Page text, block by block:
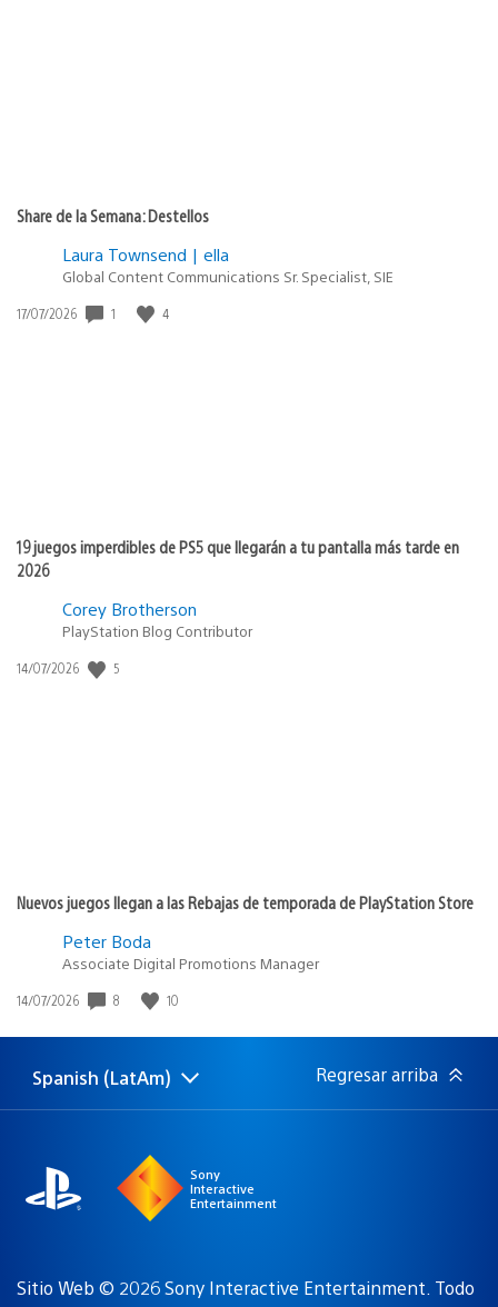
Share de la Semana: Destellos
Laura Townsend | ella
Global Content Communications Sr. Specialist, SIE
Fecha
17/07/2026 1 4
19 juegos imperdibles de PS5 que llegarán a tu pantalla más tarde en
2026
Corey Brotherson
PlayStation Blog Contributor
Fecha
14/07/2026 5
Nuevos juegos llegan a las Rebajas de temporada de PlayStation Store
Peter Boda
Associate Digital Promotions Manager
Fecha
publicación:
14/07/2026 8 10
Elige
Región
Spanish (LatAm) Regresar arriba
Sony
Interactive
Entertainment
Sitio Web © 2026 Sony Interactive Entertainment. Todo